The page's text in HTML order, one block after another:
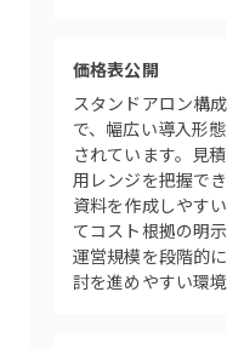
価格表公開
スタンドアロン構
で、幅広い導入形
されています。見
用レンジを把握で
資料を作成しやす
てコスト根拠の明
運営規模を段階的
討を進めやすい環境